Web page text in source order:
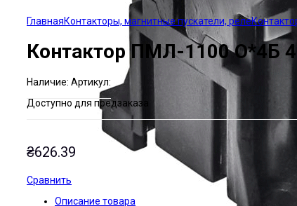
ГлавнаяКонтакторы, магнитные пускатели, реле
Контактор ПМЛ-1100 О*4Б
Наличие: Артикул:
Доступно для предзаказа
₴626.39
Сравнить
Описание товара